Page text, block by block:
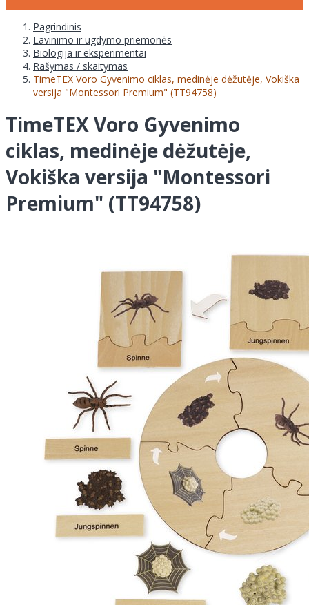
Pagrindinis
Lavinimo ir ugdymo priemonės
Biologija ir eksperimentai
Rašymas / skaitymas
TimeTEX Voro Gyvenimo ciklas, medinėje dėžutėje, Vokiška
versija "Montessori Premium" (TT94758)
TimeTEX Voro Gyvenimo
ciklas, medinėje dėžutėje,
Vokiška versija "Montessori
Premium" (TT94758)